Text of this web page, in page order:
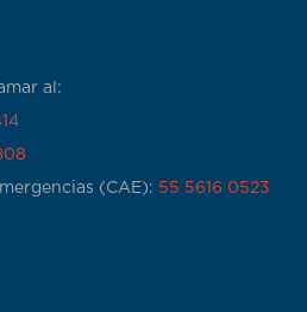
al:
(CAE): 55 5616 0523